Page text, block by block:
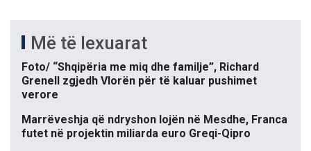
Më të lexuarat
Foto/ “Shqipëria me miq dhe familje”, Richard
Grenell zgjedh Vlorën për të kaluar pushimet
verore
Marrëveshja që ndryshon lojën në Mesdhe, Franca
futet në projektin miliarda euro Greqi-Qipro